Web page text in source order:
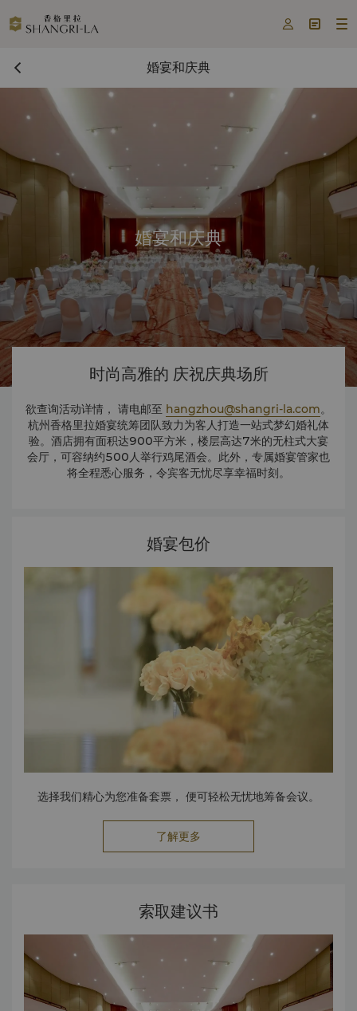
  
婚宴和庆典
婚宴和庆典
时尚高雅的 庆祝庆典场所
欲查询活动详情， 请电邮至 hangzhou@shangri-la.com。
杭州香格里拉婚宴统筹团队致力为客人打造一站式梦幻婚礼体
验。酒店拥有面积达900平方米，楼层高达7米的无柱式大宴
会厅，可容纳约500人举行鸡尾酒会。此外，专属婚宴管家也
将全程悉心服务，令宾客无忧尽享幸福时刻。
婚宴包价
选择我们精心为您准备套票， 便可轻松无忧地筹备会议。
了解更多
索取建议书